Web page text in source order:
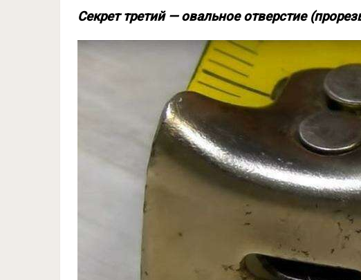
Секрет третий — овальное отверстие